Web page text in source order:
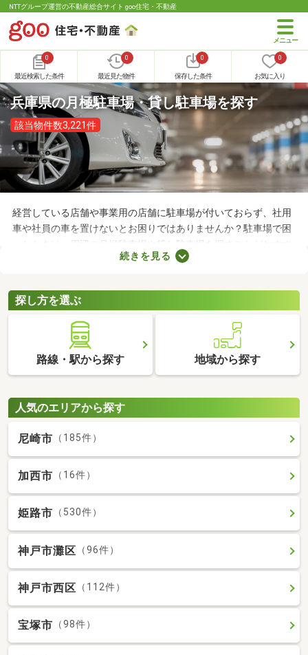
NTTグループ運営の不動産総合サイト goo住宅・不動産
0
最近検索した条件
0
最近見た物件
0
保存した条件
0
お気に入り
兵庫県の月極駐車場・貸し駐車場を探す
該当物件数3,221件
経営している店舗や事業用の店舗に駐車場が付いておらず、社用
車や社員の車を置けないとお困りではありませんか？駐車場で困
ったときは、周辺の月極駐車場や貸し駐車場を探すことがおすす
め。店舗や事務所から近い場所に駐車スペースを確保できれば、
介するので、立地をチェックしてみましょう。
続きを見る
探し方を選ぶ
路線・駅から探す 地域から探す
人気のエリアから探す
尼崎市 （185件）
加西市 （16件）
姫路市 （530件）
神戸市灘区 （96件）
神戸市西区 （112件）
宝塚市 （98件）